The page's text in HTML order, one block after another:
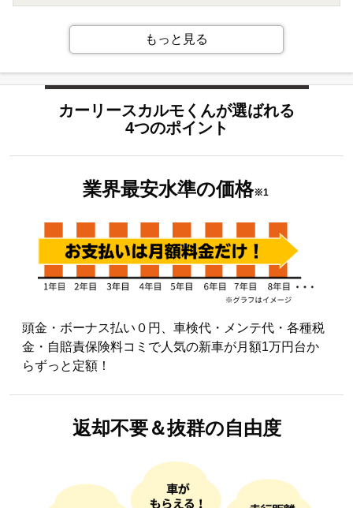
審査に落ちた方でもカーリースカルモくんをご利用できる可
能性があります。
【パート・アルバイトでも審査に通りますか】
パート・アルバイト勤務の方でカーリースカルモくんをご利
用されているお客様も多くいらっしゃいます。どうぞお気軽
にお申込みください。
とが可能になる「もらえるオプション」もご用意しており、
カーリースでもマイカー感覚でご利用いただけます。
をご覧ください。
もっと見る
カーリースカルモくんが選ばれる
4つのポイント
業界最安水準の価格※1
頭金・ボーナス払い０円、車検代・メンテ代・各種税
金・自賠責保険料コミで人気の新車が月額1万円台か
らずっと定額！
返却不要＆抜群の自由度